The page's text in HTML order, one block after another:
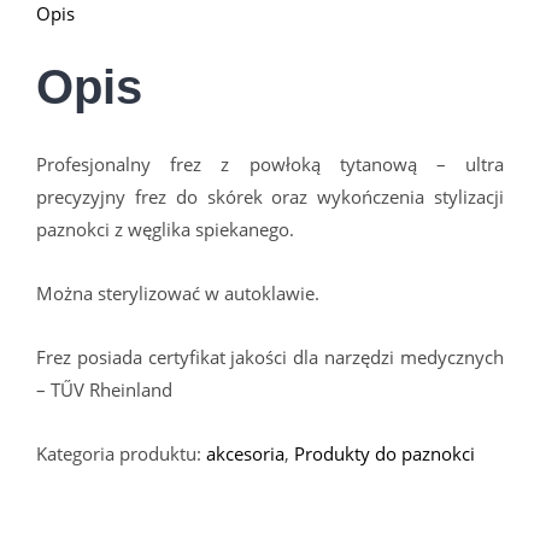
Opis
Opis
Profesjonalny frez z powłoką tytanową – ultra
precyzyjny frez do skórek oraz wykończenia stylizacji
paznokci z węglika spiekanego.
Można sterylizować w autoklawie.
Frez posiada certyfikat jakości dla narzędzi medycznych
– TŰV Rheinland
Kategoria produktu: akcesoria, Produkty do paznokci